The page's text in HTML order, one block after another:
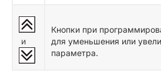
и
Кнопки при
для уменьшения или
параметра.